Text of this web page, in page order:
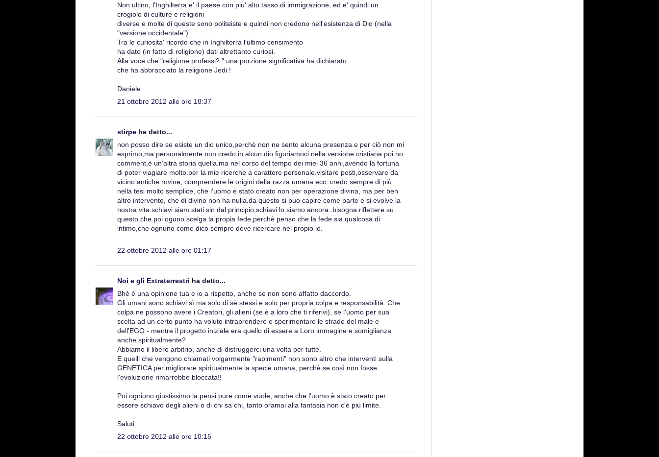
Non ultino, l'Inghilterra e' il paese con piu' alto tasso di immigrazione, ed e' quindi un
crogiolo di culture e religioni
diverse e molte di queste sono politeiste e quindi non credono nell'esistenza di Dio (nella
"versione occidentale").
Tra le curiosita' ricordo che in Inghilterra l'ultimo censimento
ha dato (in fatto di religione) dati altrettanto curiosi.
Alla voce che "religione professi? " una porzione significativa ha dichiarato
che ha abbracciato la religione Jedi !
Daniele
21 ottobre 2012 alle ore 18:37
stirpe ha detto...
non posso dire se esiste un dio unico,perchè non ne sento alcuna presenza.e per ciò non mi
esprimo,ma personalmente non credo in alcun dio.figuriamoci nella versione cristiana poi.no
comment,è un'altra storia quella.ma nel corso del tempo dei miei 36 anni,avendo la fortuna
di poter viagiare molto.per la mie ricerche a carattere personale.visitare posti,osservare da
vicino antiche rovine, comprendere le origini della razza umana ecc .credo sempre di più
nella tesi molto semplice, che l'uomo è stato creato non per operazione divina, ma per ben
altro intervento, che di divino non ha nulla.da questo si puo capire come parte e si evolve la
nostra vita.schiavi siam stati sin dal principio,schiavi lo siamo ancora..bisogna riflettere su
questo.che poi oguno scelga la propia fede,perchè penso che la fede sia qualcosa di
intimo,che ognuno come dico sempre deve ricercare nel propio io.
22 ottobre 2012 alle ore 01:17
Noi e gli Extraterrestri ha detto...
Bhè è una opinione tua e io a rispetto, anche se non sono affatto daccordo.
Gli umani sono schiavi sì ma solo di sè stessi e solo per propria colpa e responsabilità. Che
colpa ne possono avere i Creatori, gli alieni (se è a loro che ti riferivi), se l'uomo per sua
scelta ad un certo punto ha voluto intraprendere e sperimentare le strade del male e
dell'EGO - mentre il progetto iniziale era quello di essere a Loro immagine e somiglianza
anche spiritualmente?
Abbiamo il libero arbitrio, anche di distruggerci una volta per tutte.
E quelli che vengono chiamati volgarmente "rapimenti" non sono altro che interventi sulla
GENETICA per migliorare spiritualmente la specie umana, perchè se così non fosse
l'evoluzione rimarrebbe bloccata!!
Poi ogniuno giustissimo la pensi pure come vuole, anche che l'uomo è stato creato per
essere schiavo degli alieni o di chi sa chi, tanto oramai alla fantasia non c'è più limite.
Saluti.
22 ottobre 2012 alle ore 10:15